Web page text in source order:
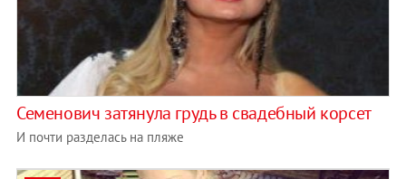
Семенович затянула грудь в свадебный корсет
И почти разделась на пляже